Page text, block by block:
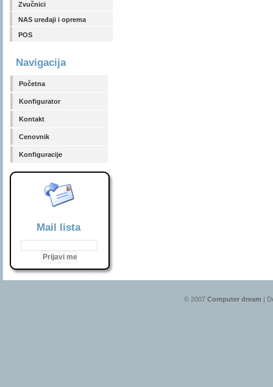
Zvučnici
NAS uređaji i oprema
POS
Navigacija
Početna
Konfigurator
Kontakt
Cenovnik
Konfiguracije
Mail lista
© 2007 Computer dream |